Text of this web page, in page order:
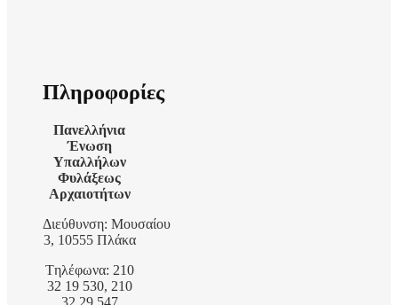
Πληροφορίες
Πανελλήνια
Ένωση
Υπαλλήλων
Φυλάξεως
Αρχαιοτήτων
Διεύθυνση: Μουσαίου
3, 10555 Πλάκα
Tηλέφωνα: 210
32 19 530, 210